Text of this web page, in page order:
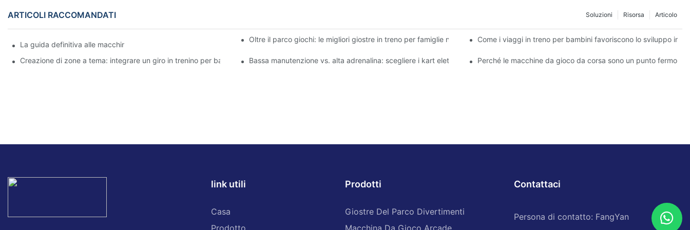
ARTICOLI RACCOMANDATI Articolo
Risorsa
Soluzioni
La guida definitiva alle macchinine elettriche a 360° per bambini
Oltre il parco giochi: le migliori giostre in treno per famiglie nei parchi di divertimentoCome i viaggi in treno per bambini favoriscono lo sviluppo
Creazione di zone a tema: integrare un giro in trenino per bambini nel tuo parcoBassa manutenzione vs. alta adrenalina: scegliere i kart elettrici per la tua attivitàPerché le macchine da gioco da corsa sono un punto fermo
link utili
Casa
Prodotto
Prodotti
Giostre Del Parco Divertimenti
Macchina Da Gioco Arcade
Contattaci
Persona di contatto: FangYan